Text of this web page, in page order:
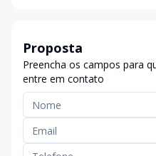
Proposta
Preencha os campos para
entre em contato